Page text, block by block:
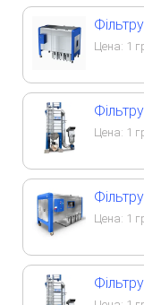
Цена: 1
Цена: 1
Цена: 1